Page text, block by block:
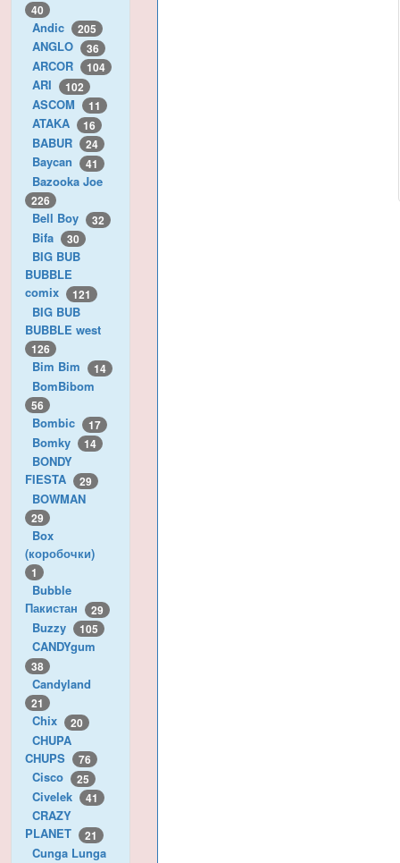
40
Andic 205
ANGLO 36
ARCOR 104
ARI 102
ASCOM 11
ATAKA 16
BABUR 24
Baycan 41
Bazooka Joe
226
Bell Boy 32
Bifa 30
BIG BUB
BUBBLE
comix
121
BIG BUB
BUBBLE west
126
Bim Bim 14
BomBibom
56
Bombic 17
Bomky 14
BONDY
FIESTA
29
BOWMAN
29
Box
(коробочки)
1
Bubble
Пакистан
29
Buzzy 105
CANDYgum
38
Candyland
21
Chix 20
CHUPA
CHUPS
76
Cisco 25
Civelek 41
CRAZY
PLANET
21
Cunga Lunga